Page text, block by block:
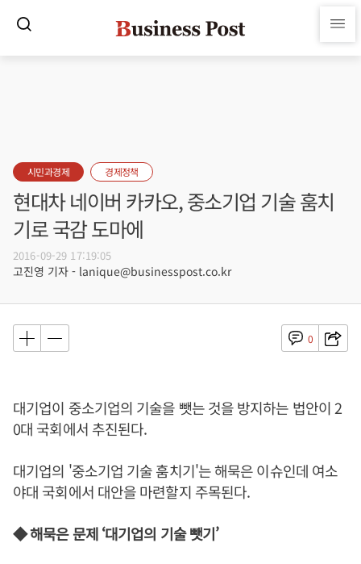
시민과경제 경제정책
현대차 네이버 카카오, 중소기업 기술 훔치
기로 국감 도마에
2016-09-29 17:19:05
고진영 기자 - lanique@businesspost.co.kr
0
대기업이 중소기업의 기술을 뺏는 것을 방지하는 법안이 2
0대 국회에서 추진된다.
대기업의 '중소기업 기술 훔치기'는 해묵은 이슈인데 여소
야대 국회에서 대안을 마련할지 주목된다.
◆ 해묵은 문제 ‘대기업의 기술 뺏기’